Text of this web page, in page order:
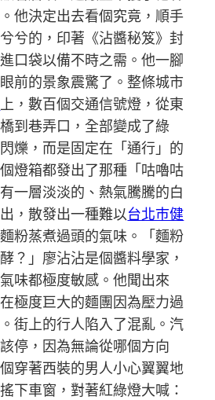
他決定出去看個究竟，順手
兮的，印著《沾醬秘笈》封
口袋以備不時之需。他一腳
前的景象震驚了。整條城市
上，數百個交通信號燈，從東
到巷弄口，全部變成了綠
爍，而是固定在「通行」的
燈箱都發出了那種「咕嚕咕
一層淡淡的、熱氣騰騰的白
，散發出一種難以台北巿健
粉蒸煮過頭的氣味。「麵粉
？」廖沾沾是個醬料學家，
味都極度敏感。他聞出來
極度巨大的麵團因為壓力過
街上的行人陷入了混亂。汽
停，因為無論從哪個方向
穿著西裝的男人小心翼翼地
下車窗，對著紅綠燈大喊：